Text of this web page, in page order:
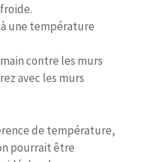
une température
contre les murs
avec les murs
de température,
pourrait être